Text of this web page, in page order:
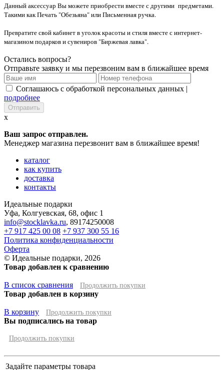
Данный аксессуар Вы можете приобрести вместе с другими предметами.
Такими как Печать "Обезьяна" или Письменная ручка.
Превратите свой кабинет в уголок красоты и стиля вместе с интернет-
магазином подарков и сувениров "Биржевая лавка".
Остались вопросы?
Отправьте заявку и мы перезвоним вам в ближайшее время
Соглашаюсь с обработкой персональных данных |
подробнее
x
Ваш запрос отправлен.
Менеджер магазина перезвонит вам в ближайшее время!
каталог
как купить
доставка
контакты
Идеальные подарки
Уфа, Колгуевская, 68, офис 1
info@stocklavka.ru, 89174250008
+7 917 425 00 08 +7 937 300 55 16
Политика конфиденциальности
Оферта
© Идеальные подарки, 2026
Товар добавлен к сравнению
В список сравнения Продолжить покупки
Товар добавлен в корзину
В корзину Продолжить покупки
Вы подписались на товар
Продолжить покупки
Задайте параметры товара